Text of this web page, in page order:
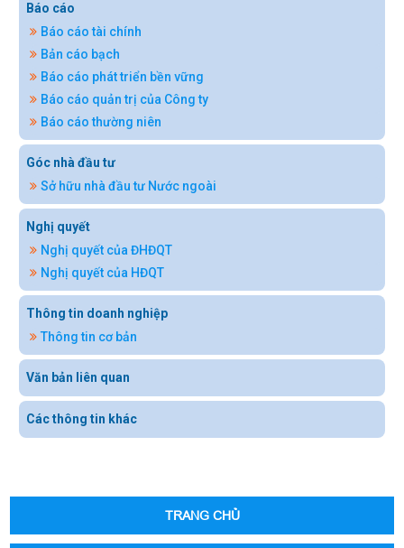
Báo cáo
Báo cáo tài chính
Bản cáo bạch
Báo cáo phát triển bền vững
Báo cáo quản trị của Công ty
Báo cáo thường niên
Góc nhà đầu tư
Sở hữu nhà đầu tư Nước ngoài
Nghị quyết
Nghị quyết của ĐHĐQT
Nghị quyết của HĐQT
Thông tin doanh nghiệp
Thông tin cơ bản
Văn bản liên quan
Các thông tin khác
TRANG CHỦ